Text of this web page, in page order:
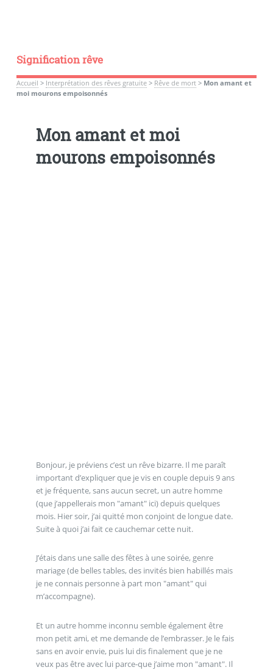
Signification rêve
Accueil > Interprétation des rêves gratuite> Rêve de mort> Mon amant et
moi mourons empoisonnés
Mon amant et moi
mourons empoisonnés
Bonjour, je préviens c’est un rêve bizarre. Il me paraît
important d’expliquer que je vis en couple depuis 9 ans
et je fréquente, sans aucun secret, un autre homme
(que j’appellerais mon "amant" ici) depuis quelques
mois. Hier soir, j’ai quitté mon conjoint de longue date.
Suite à quoi j’ai fait ce cauchemar cette nuit.
J’étais dans une salle des fêtes à une soirée, genre
mariage (de belles tables, des invités bien habillés mais
je ne connais personne à part mon "amant" qui
m’accompagne).
Et un autre homme inconnu semble également être
mon petit ami, et me demande de l’embrasser. Je le fais
sans en avoir envie, puis lui dis finalement que je ne
veux pas être avec lui parce-que j’aime mon "amant". Il